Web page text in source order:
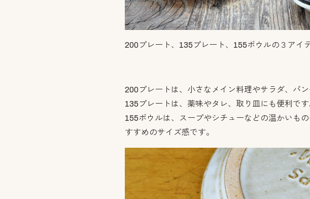
200プレート、135プレート、155ボウルの３アイ
200プレートは、小さなメイン料理やサラダ、パン
135プレートは、薬味やタレ、取り皿にも便利です
155ボウルは、スープやシチューなどの温かいも
すすめのサイズ感です。